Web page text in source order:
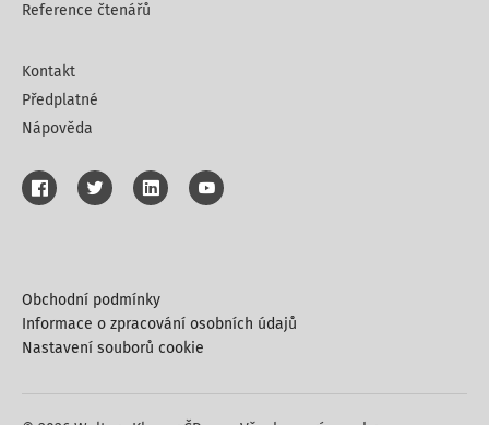
Reference čtenářů
Kontakt
Předplatné
Nápověda
Obchodní podmínky
Informace o zpracování osobních údajů
Nastavení souborů cookie